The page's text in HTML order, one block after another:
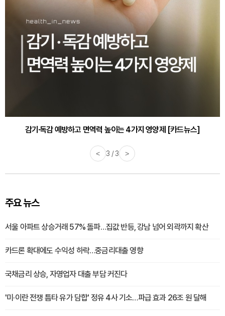
감기·독감 예방하고 면역력 높이는 4가지 영양제 [카드뉴스]
< 3 / 3 >
주요 뉴스
서울 아파트 상승거래 57% 돌파…집값 반등, 강남 넘어 외곽까지 확산
카드론 확대에도 수익성 하락…중금리대출 영향
국채금리 상승, 자영업자 대출 부담 커진다
'미·이란 전쟁 틈타 유가 담합' 정유 4사 기소…파급 효과 26조 원 달해